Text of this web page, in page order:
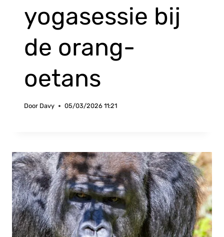
yogasessie bij
de orang-
oetans
Door Davy 05/03/2026 11:21